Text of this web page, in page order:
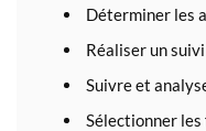
Déterminer les
Réaliser un
Suivre et
Sélectionner